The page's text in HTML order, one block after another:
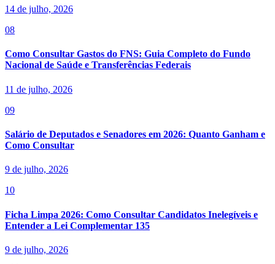
14 de julho, 2026
08
Como Consultar Gastos do FNS: Guia Completo do Fundo
Nacional de Saúde e Transferências Federais
11 de julho, 2026
09
Salário de Deputados e Senadores em 2026: Quanto Ganham e
Como Consultar
9 de julho, 2026
10
Ficha Limpa 2026: Como Consultar Candidatos Inelegíveis e
Entender a Lei Complementar 135
9 de julho, 2026